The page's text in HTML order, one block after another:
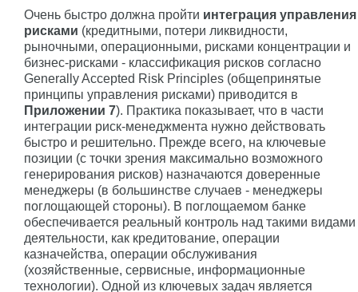
Очень быстро должна пройти интеграция управления
рисками (кредитными, потери ликвидности,
рыночными, операционными, рисками концентрации и
бизнес-рисками - классификация рисков согласно
Generally Accepted Risk Principles (общепринятые
принципы управления рисками) приводится в
Приложении 7). Практика показывает, что в части
интеграции риск-менеджмента нужно действовать
быстро и решительно. Прежде всего, на ключевые
позиции (с точки зрения максимально возможного
генерирования рисков) назначаются доверенные
менеджеры (в большинстве случаев - менеджеры
поглощающей стороны). В поглощаемом банке
обеспечивается реальный контроль над такими видами
деятельности, как кредитование, операции
казначейства, операции обслуживания
(хозяйственные, сервисные, информационные
технологии). Одной из ключевых задач является